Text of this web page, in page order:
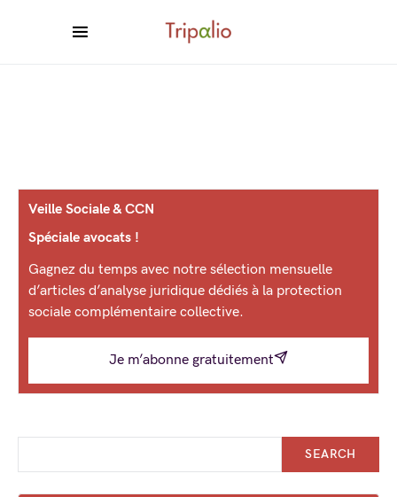
Veille Sociale & CCN
Spéciale avocats !
Gagnez du temps avec notre sélection mensuelle
d’articles d’analyse juridique dédiés à la protection
sociale complémentaire collective.
Je m’abonne gratuitement
SEARCH